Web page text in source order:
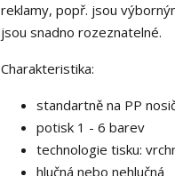
reklamy, popř. jsou
jsou snadno rozeznatelné.
Charakteristika:
standartně na PP
potisk 1 - 6 barev
technologie tisku:
hlučná nebo nehlučná